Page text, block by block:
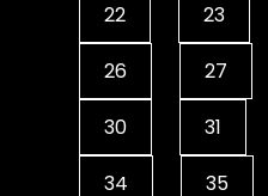
22 23
26 27
30 31
34 35